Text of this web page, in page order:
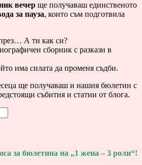
вечер ще получаваш единственото
за пауза, които съм подготвила
А ти как си?
сборник с разкази в
има силата да променя съдби.
ще получаваш и нашия бюлетин с
събития и статии от блога.
за бюлетина на „1 жена – 3 роли“!